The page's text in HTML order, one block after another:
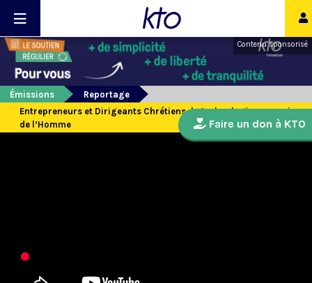
Contenu sponsorisé
Émissions
Reportage
Entrepreneurs et Dirigeants Chrétiens, la technologie au service
de l’Homme
Faire un don à KTO